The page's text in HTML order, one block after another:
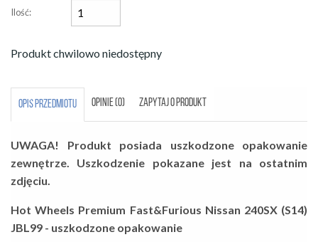
Ilość:
Produkt chwilowo niedostępny
OPIS PRZEDMIOTU OPINIE (0) ZAPYTAJ O PRODUKT
UWAGA! Produkt posiada uszkodzone opakowanie
zewnętrze. Uszkodzenie pokazane jest na ostatnim
zdjęciu.
Hot Wheels Premium Fast&Furious Nissan 240SX (S14)
JBL99 - uszkodzone opakowanie